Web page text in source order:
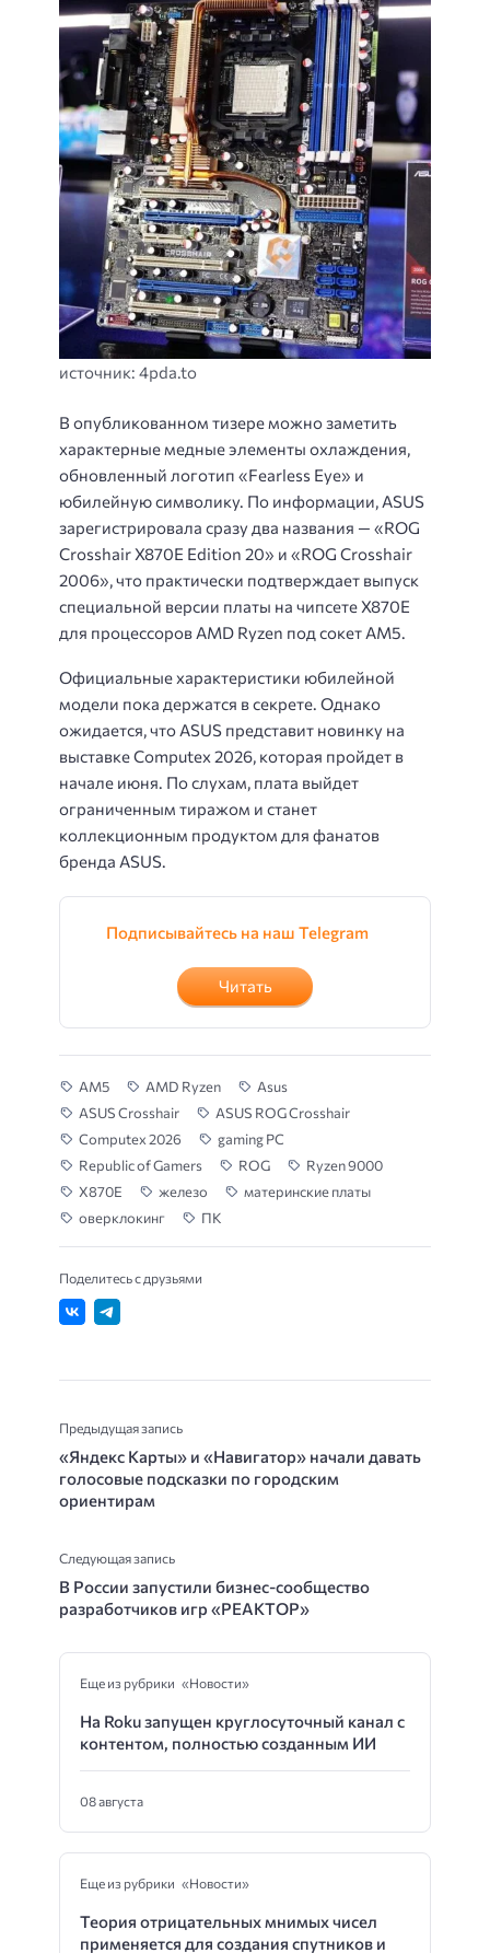
источник: 4pda.to
В опубликованном тизере можно заметить
характерные медные элементы охлаждения,
обновленный логотип «Fearless Eye» и
юбилейную символику. По информации, ASUS
зарегистрировала сразу два названия — «ROG
Crosshair X870E Edition 20» и «ROG Crosshair
2006», что практически подтверждает выпуск
специальной версии платы на чипсете X870E
для процессоров AMD Ryzen под сокет AM5.
Официальные характеристики юбилейной
модели пока держатся в секрете. Однако
ожидается, что ASUS представит новинку на
выставке Computex 2026, которая пройдет в
начале июня. По слухам, плата выйдет
ограниченным тиражом и станет
коллекционным продуктом для фанатов
бренда ASUS.
Подписывайтесь на наш Telegram
Читать
AM5 AMD Ryzen
Asus
ASUS Crosshair
ASUS ROG Crosshair
Computex 2026
gaming PC
Republic of Gamers
ROG
Ryzen 9000
X870E
железо
материнские платы
оверклокинг
ПК
Поделитесь с друзьями
Предыдущая запись
«Яндекс Карты» и «Навигатор» начали давать
голосовые подсказки по городским
ориентирам
Следующая запись
В России запустили бизнес-сообщество
разработчиков игр «РЕАКТОР»
Еще из рубрики «Новости»
На Roku запущен круглосуточный канал с
контентом, полностью созданным ИИ
08 августа
Еще из рубрики «Новости»
Теория отрицательных мнимых чисел
применяется для создания спутников и